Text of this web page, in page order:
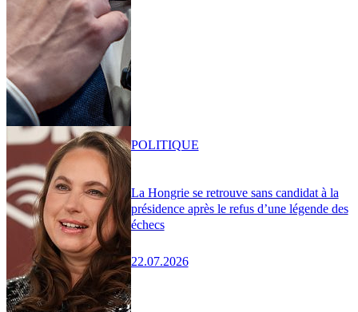
La Hongrie se retrouve sans candidat à la
présidence après le refus d’une légende des
échecs
22.07.2026
POLITIQUE